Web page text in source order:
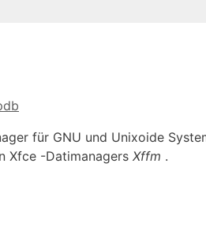
für GNU und Unixoide
Xfce -Datimanagers Xffm .